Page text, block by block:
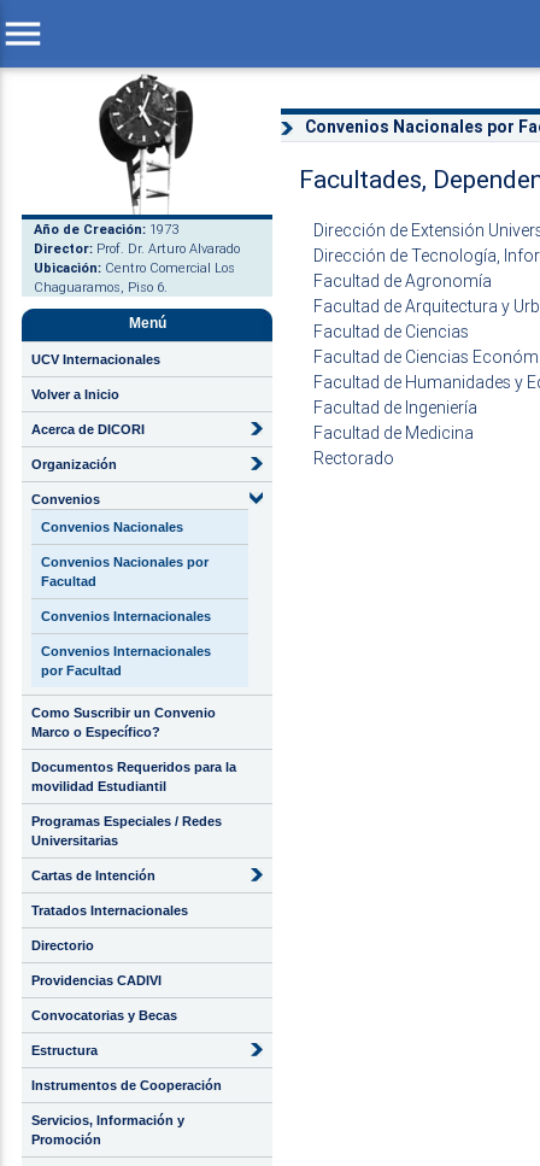
menu
Año de Creación: 1973
Director: Prof. Dr. Arturo Alvarado
Ubicación: Centro Comercial Los
Chaguaramos, Piso 6.
Menú
UCV Internacionales
Volver a Inicio
Acerca de DICORI
Organización
Convenios
Convenios Nacionales
Convenios Nacionales por
Facultad
Convenios Internacionales
Convenios Internacionales
por Facultad
Como Suscribir un Convenio
Marco o Específico?
Documentos Requeridos para la
movilidad Estudiantil
Programas Especiales / Redes
Universitarias
Cartas de Intención
Tratados Internacionales
Directorio
Providencias CADIVI
Convocatorias y Becas
Estructura
Instrumentos de Cooperación
Servicios, Información y
Promoción
Convenios Nacionales por
Facultades,
Dirección de Extensión
Dirección de Tecnología,
Facultad de Agronomía
Facultad de Arquitectura y
Facultad de Ciencias
Facultad de Ciencias
Facultad de Humanidades y
Facultad de Ingeniería
Facultad de Medicina
Rectorado